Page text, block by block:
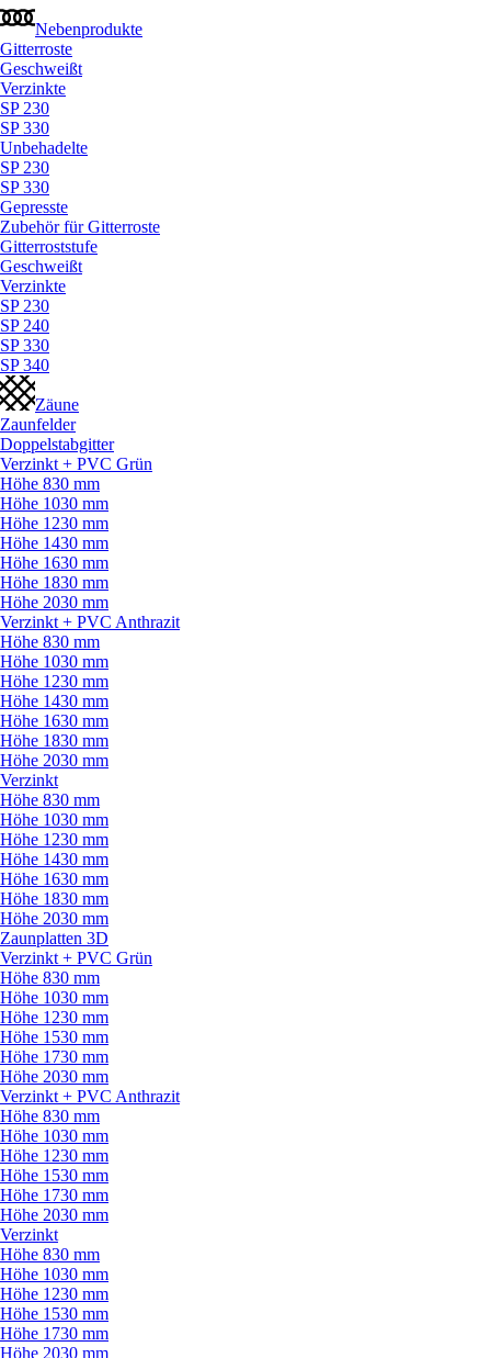
Nebenprodukte
Gitterroste
Geschweißt
Verzinkte
SP 230
SP 330
Unbehadelte
SP 230
SP 330
Gepresste
Zubehör für Gitterroste
Gitterroststufe
Geschweißt
Verzinkte
SP 230
SP 240
SP 330
SP 340
Zäune
Zaunfelder
Doppelstabgitter
Verzinkt + PVC Grün
Höhe 830 mm
Höhe 1030 mm
Höhe 1230 mm
Höhe 1430 mm
Höhe 1630 mm
Höhe 1830 mm
Höhe 2030 mm
Verzinkt + PVC Anthrazit
Höhe 830 mm
Höhe 1030 mm
Höhe 1230 mm
Höhe 1430 mm
Höhe 1630 mm
Höhe 1830 mm
Höhe 2030 mm
Verzinkt
Höhe 830 mm
Höhe 1030 mm
Höhe 1230 mm
Höhe 1430 mm
Höhe 1630 mm
Höhe 1830 mm
Höhe 2030 mm
Zaunplatten 3D
Verzinkt + PVC Grün
Höhe 830 mm
Höhe 1030 mm
Höhe 1230 mm
Höhe 1530 mm
Höhe 1730 mm
Höhe 2030 mm
Verzinkt + PVC Anthrazit
Höhe 830 mm
Höhe 1030 mm
Höhe 1230 mm
Höhe 1530 mm
Höhe 1730 mm
Höhe 2030 mm
Verzinkt
Höhe 830 mm
Höhe 1030 mm
Höhe 1230 mm
Höhe 1530 mm
Höhe 1730 mm
Höhe 2030 mm